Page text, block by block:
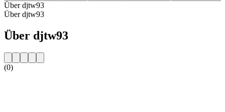
Über djtw93
Über djtw93
Über djtw93
(0)